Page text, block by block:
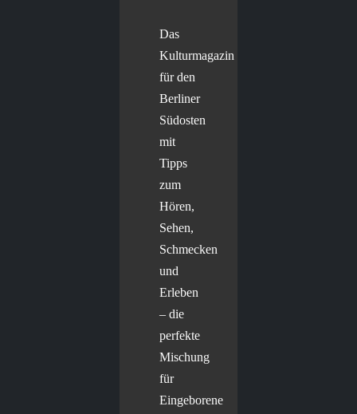
Das
Kulturmagazin
für den
Berliner
Südosten
mit
Tipps
zum
Hören,
Sehen,
Schmecken
und
Erleben
– die
perfekte
Mischung
für
Eingeborene